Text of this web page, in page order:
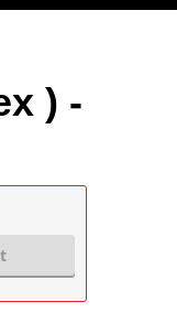
) -